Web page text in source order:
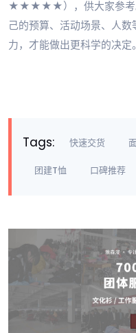
★★★★★），供大家参考
己的预算、活动场景、人
力，才能做出更科学的决定。
Tags: 快速交货
团建T恤 口碑推荐